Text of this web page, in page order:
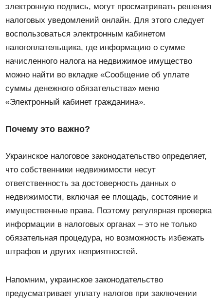
электронную подпись, могут просматривать решения
налоговых уведомлений онлайн. Для этого следует
воспользоваться электронным кабинетом
налогоплательщика, где информацию о сумме
начисленного налога на недвижимое имущество
можно найти во вкладке «Сообщение об уплате
суммы денежного обязательства» меню
«Электронный кабинет гражданина».
Почему это важно?
Украинское налоговое законодательство определяет,
что собственники недвижимости несут
ответственность за достоверность данных о
недвижимости, включая ее площадь, состояние и
имущественные права. Поэтому регулярная проверка
информации в налоговых органах – это не только
обязательная процедура, но возможность избежать
штрафов и других неприятностей.
Напомним, украинское законодательство
предусматривает уплату налогов при заключении